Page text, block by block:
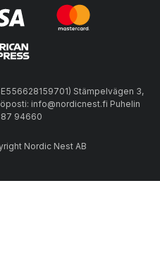
Stämpelvägen 3,
info@nordicnest.fi Puhelin
94660
Nordic Nest AB